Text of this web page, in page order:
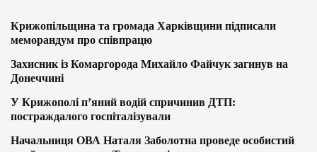
Крижопільщина та громада Харківщини підписали
меморандум про співпрацю
Захисник із Комаргорода Михайло Файчук загинув на
Донеччині
У Крижополі п’яний водій спричинив ДТП:
постраждалого госпіталізували
Начальниця ОВА Наталя Заболотна проведе особистий